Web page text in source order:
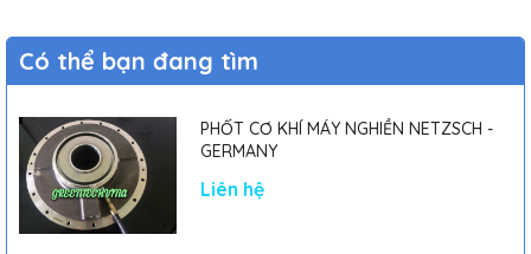
Có thể bạn đang tìm
PHỐT CƠ KHÍ MÁY NGHIỀN NETZSCH -
GERMANY
Liên hệ